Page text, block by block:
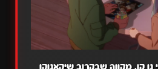
נו קו, מקווה שבקרוב שיקאנוקו